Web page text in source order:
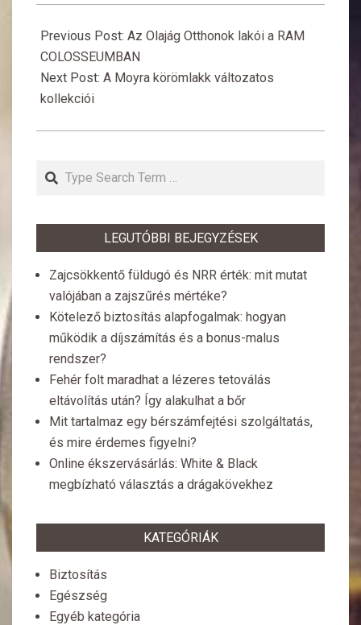
12-
01
Previous Post: Az Olajág Otthonok lakói a RAM
COLOSSEUMBAN
Next Post: A Moyra körömlakk változatos
kollekciói
Search
LEGUTÓBBI BEJEGYZÉSEK
Zajcsökkentő füldugó és NRR érték: mit mutat
valójában a zajszűrés mértéke?
Kötelező biztosítás alapfogalmak: hogyan
működik a díjszámítás és a bonus-malus
rendszer?
Fehér folt maradhat a lézeres tetoválás
eltávolítás után? Így alakulhat a bőr
Mit tartalmaz egy bérszámfejtési szolgáltatás,
és mire érdemes figyelni?
Online ékszervásárlás: White & Black
megbízható választás a drágakövekhez
KATEGÓRIÁK
Biztosítás
Egészség
Egyéb kategória